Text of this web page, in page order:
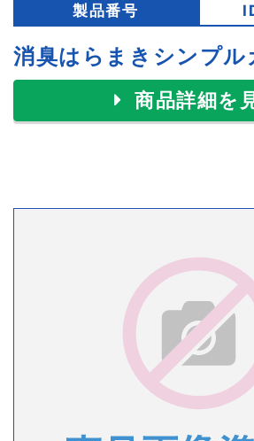
製品番号
消臭はらまきシンプル
商品詳細を